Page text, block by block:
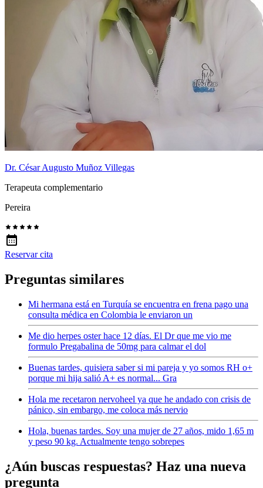
Dr. César Augusto Muñoz Villegas
Terapeuta complementario
Pereira
Reservar cita
Preguntas similares
Mi hermana está en Turquía se encuentra en frena pago una
consulta médica en Colombia le enviaron un
Me dio herpes oster hace 12 días. El Dr que me vio me
formulo Pregabalina de 50mg para calmar el dol
Buenas tardes, quisiera saber si mi pareja y yo somos RH o+
porque mi hija salió A+ es normal... Gra
Hola me recetaron nervoheel ya que he andado con crisis de
pánico, sin embargo, me coloca más nervio
Hola, buenas tardes. Soy una mujer de 27 años, mido 1,65 m
y peso 90 kg. Actualmente tengo sobrepes
¿Aún buscas respuestas? Haz una nueva
pregunta